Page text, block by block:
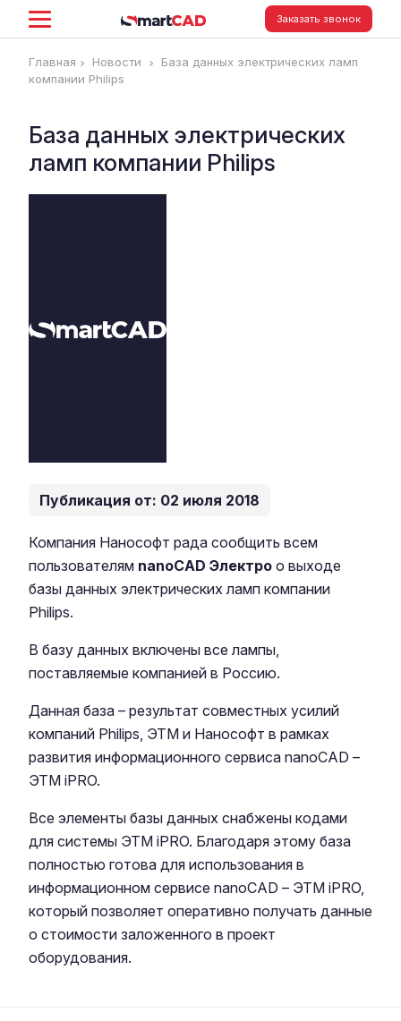
Заказать звонок
Главная Новости
База данных электрических ламп
компании Philips
База данных электрических
ламп компании Philips
Публикация от: 02 июля 2018
Компания Нанософт рада сообщить всем
пользователям nanoCAD Электро о выходе
базы данных электрических ламп компании
Philips.
В базу данных включены все лампы,
поставляемые компанией в Россию.
Данная база – результат совместных усилий
компаний Philips, ЭТМ и Нанософт в рамках
развития информационного сервиса nanoCAD –
ЭТМ iPRO.
Все элементы базы данных снабжены кодами
для системы ЭТМ iPRO. Благодаря этому база
полностью готова для использования в
информационном сервисе nanoCAD – ЭТМ iPRO,
который позволяет оперативно получать данные
о стоимости заложенного в проект
оборудования.